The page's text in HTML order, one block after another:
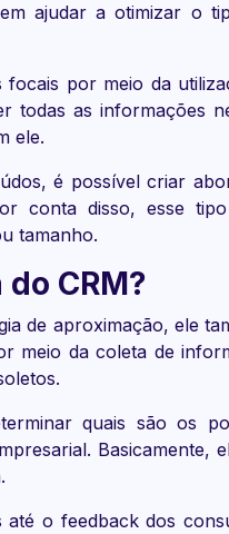
ajudar a otimizar o
por meio da
todas as informações
ele.
é possível criar
conta disso, esse
tamanho.
CRM?
de aproximação, ele
meio da coleta de
quais são os
Basicamente,
o feedback dos